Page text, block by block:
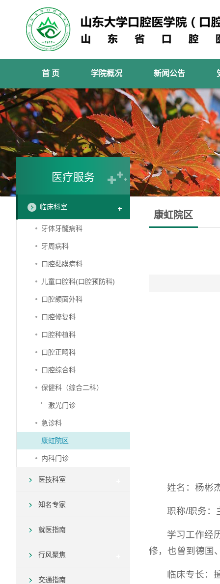
首 页 学院概况 新闻公告
医疗服务
临床科室
牙体牙髓病科
牙周病科
口腔黏膜病科
儿童口腔科(口腔预防科)
口腔颌面外科
口腔修复科
口腔种植科
口腔正畸科
口腔综合科
保健科（综合二科）
﹂激光门诊
急诊科
康虹院区
内科门诊
医技科室
知名专家
就医指南
行风聚焦
交通指南
康虹院区
姓名：杨彬
职称/职务：
学习工作经
修，也曾到德国
临床专长：